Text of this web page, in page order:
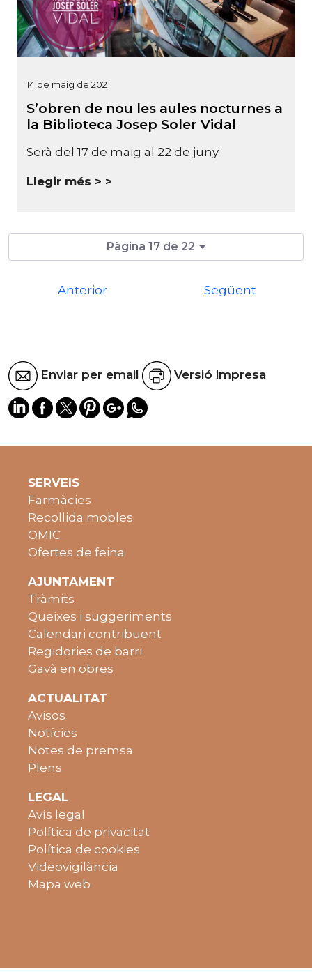
14 de maig de 2021
S’obren de nou les aules nocturnes a
la Biblioteca Josep Soler Vidal
Serà del 17 de maig al 22 de juny
Llegir més >
Pàgina 17 de 22
Anterior Següent
Enviar per email Versió impresa
SERVEIS
Farmàcies
Recollida mobles
OMIC
Ofertes de feina
AJUNTAMENT
Tràmits
Queixes i suggeriments
Calendari contribuent
Regidories de barri
Gavà en obres
ACTUALITAT
Avisos
Notícies
Notes de premsa
Plens
LEGAL
Avís legal
Política de privacitat
Política de cookies
Videovigilància
Mapa web